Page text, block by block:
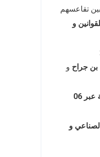
تقاعسهم
و
:
بن جراح و
انشاء 06 مناطق نشاط صغيرة و مصغرة بمساحة 39.04 هكتار مجزئة إلى 169 قطعة عبر 06
و